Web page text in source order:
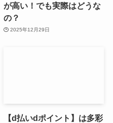
が高い！でも実際はどうな
の？
2025年12月29日
【d払いdポイント】は多彩